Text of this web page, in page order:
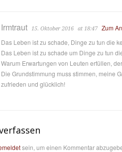
Irmtraut 15. Oktober 2016 at 18:47
Zum
Das Leben ist zu schade, Dinge zu tun die
Das Leben ist zu schade um Dinge zu tun
Warum Erwartungen von Leuten erfüllen,
Die Grundstimmung muss stimmen, meine
zufrieden und glücklich!
sein, um einen Kommentar